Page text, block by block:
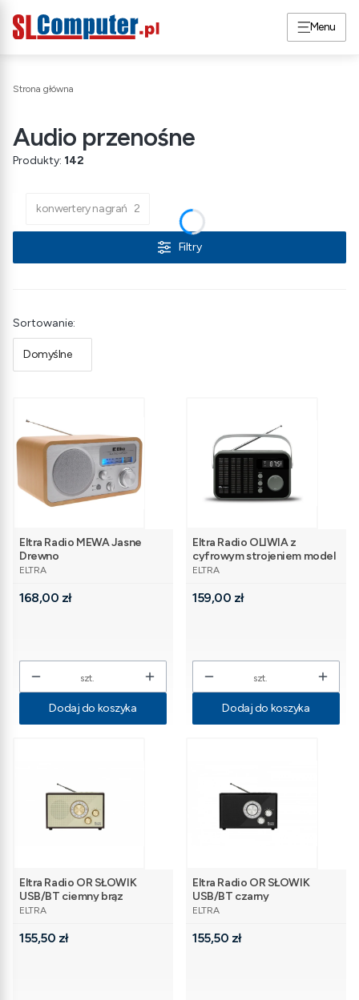
Menu
Strona główna
Audio przenośne
Produkty: 142
konwertery nagrań 2
Filtry
Lista produktów
Sortowanie:
Domyślne
Eltra Radio MEWA Jasne
Drewno
PRODUCENT
ELTRA
Cena
168,00 zł
szt.
Dodaj do koszyka
Eltra Radio OLIWIA z
cyfrowym strojeniem model
261 czarny
PRODUCENT
ELTRA
Cena
159,00 zł
szt.
Dodaj do koszyka
Eltra Radio OR SŁOWIK
USB/BT ciemny brąz
PRODUCENT
ELTRA
Cena
155,50 zł
Eltra Radio OR SŁOWIK
USB/BT czarny
PRODUCENT
ELTRA
Cena
155,50 zł